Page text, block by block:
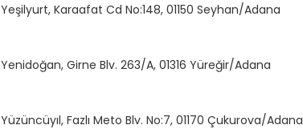
Yeşilyurt, Karaafat Cd No:148, 01150 Seyhan/Adana
Yenidoğan, Girne Blv. 263/A, 01316 Yüreğir/Adana
Yüzüncüyıl, Fazlı Meto Blv. No:7, 01170 Çukurova/Adana